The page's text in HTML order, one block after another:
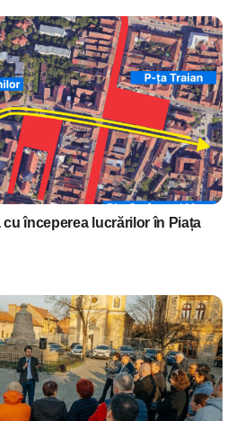
începerea lucrărilor în Piața